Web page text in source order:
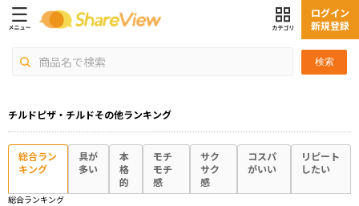
検索
ログイン
新規登録
チルドピザ・チルドその他ランキング
総合ラン
キング
具が
多い
本
格
的
モチ
モチ
感
サク
サク
感
コスパ
がいい
リピート
したい
総合ランキング